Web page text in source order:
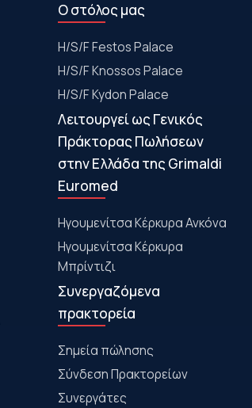
Ο στόλος μας
Η/S/F Festos Palace
H/S/F Knossos Palace
H/S/F Kydon Palace
Λειτουργεί ως Γενικός
Πράκτορας Πωλήσεων
στην Ελλάδα της Grimaldi
Euromed
Ηγουμενίτσα Κέρκυρα Ανκόνα
Ηγουμενίτσα Κέρκυρα
Μπρίντιζι
Συνεργαζόμενα
πρακτορεία
Σημεία πώλησης
Σύνδεση Πρακτορείων
Συνεργάτες